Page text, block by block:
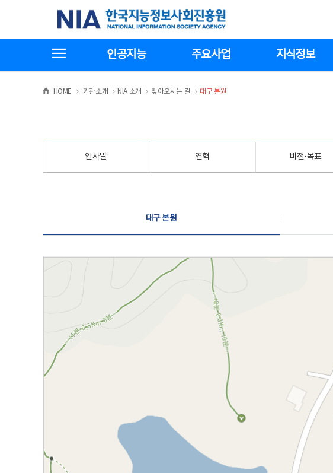
기
한국지능정보사회진흥원
인공지능 주요사업 지식정보
HOME >
기관소개 >NIA 소개 >
찾아오시는 길 >
대구 본원
인사말 연혁 비전·목표
대구 본원